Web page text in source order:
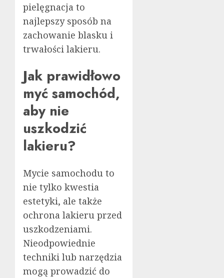
pielęgnacja to
najlepszy sposób na
zachowanie blasku i
trwałości lakieru.
Jak prawidłowo
myć samochód,
aby nie
uszkodzić
lakieru?
Mycie samochodu to
nie tylko kwestia
estetyki, ale także
ochrona lakieru przed
uszkodzeniami.
Nieodpowiednie
techniki lub narzędzia
mogą prowadzić do